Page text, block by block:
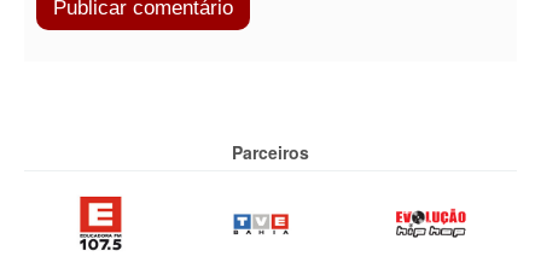
Parceiros